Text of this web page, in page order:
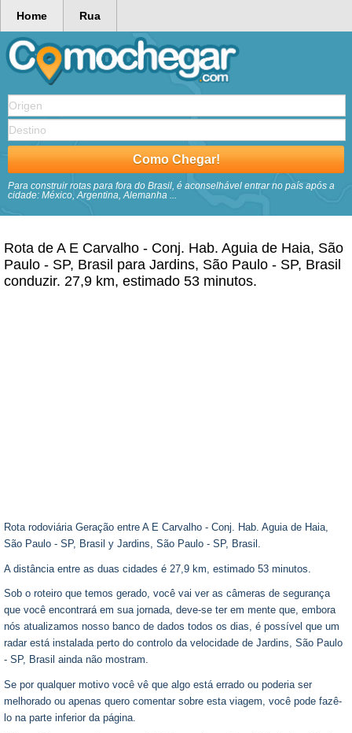
Para construir rotas para fora do Brasil, é aconselhável entrar no país após a
cidade: México, Argentina, Alemanha ...
Home Rua
Rota de A E Carvalho - Conj. Hab. Aguia de Haia, São
Paulo - SP, Brasil para Jardins, São Paulo - SP, Brasil
conduzir. 27,9 km, estimado 53 minutos.
Rota rodoviária Geração entre A E Carvalho - Conj. Hab. Aguia de Haia,
São Paulo - SP, Brasil y Jardins, São Paulo - SP, Brasil.
A distância entre as duas cidades é 27,9 km, estimado 53 minutos.
Sob o roteiro que temos gerado, você vai ver as câmeras de segurança
que você encontrará em sua jornada, deve-se ter em mente que, embora
nós atualizamos nosso banco de dados todos os dias, é possível que um
radar está instalada perto do controlo da velocidade de Jardins, São Paulo
- SP, Brasil ainda não mostram.
Se por qualquer motivo você vê que algo está errado ou poderia ser
melhorado ou apenas quero comentar sobre esta viagem, você pode fazê-
lo na parte inferior da página.